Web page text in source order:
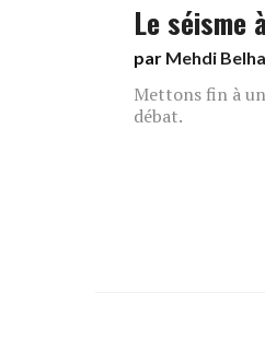
Le séisme
par Mehdi
Mettons fin à
débat.